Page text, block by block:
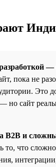
—
пока не
Это
но сайт
B2B и
то, что